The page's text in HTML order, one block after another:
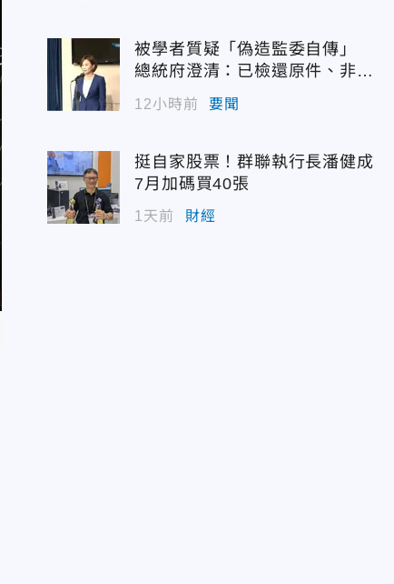
被學者質疑「偽造監委自傳」
總統府澄清：已檢還原件、非府
方提供
12小時前 要聞
挺自家股票！群聯執行長潘健成
7月加碼買40張
1天前 財經